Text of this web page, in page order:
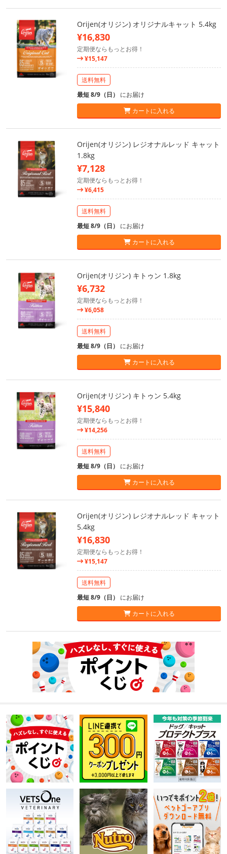
Orijen(オリジン) オリジナルキャット 5.4kg
¥16,830
定期便ならもっとお得！
¥15,147
送料無料
最短 8/9（日） にお届け
カートに入れる
Orijen(オリジン) レジオナルレッド キャット
1.8kg
¥7,128
定期便ならもっとお得！
¥6,415
送料無料
最短 8/9（日） にお届け
カートに入れる
Orijen(オリジン) キトゥン 1.8kg
¥6,732
定期便ならもっとお得！
¥6,058
送料無料
最短 8/9（日） にお届け
カートに入れる
Orijen(オリジン) キトゥン 5.4kg
¥15,840
定期便ならもっとお得！
¥14,256
送料無料
最短 8/9（日） にお届け
カートに入れる
Orijen(オリジン) レジオナルレッド キャット
5.4kg
¥16,830
定期便ならもっとお得！
¥15,147
送料無料
最短 8/9（日） にお届け
カートに入れる